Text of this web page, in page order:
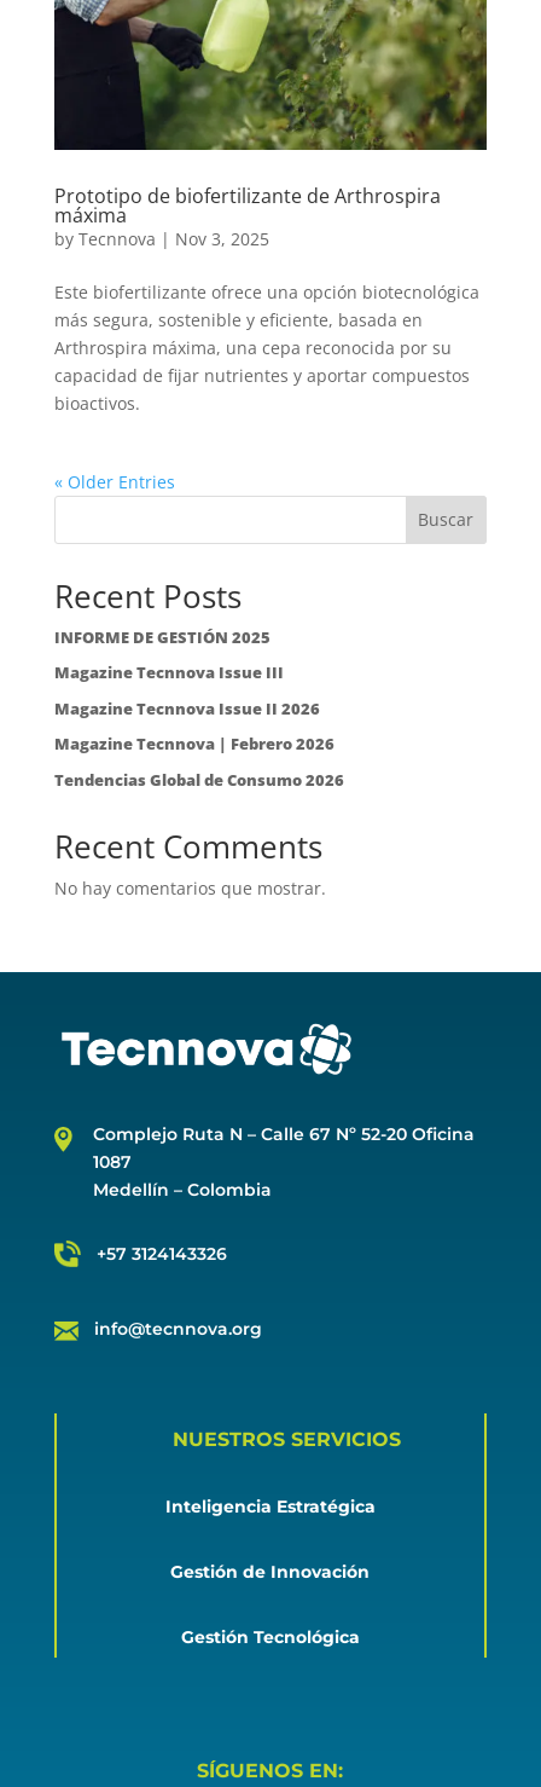
Prototipo de biofertilizante de Arthrospira
máxima
by Tecnnova | Nov 3, 2025
Este biofertilizante ofrece una opción biotecnológica
más segura, sostenible y eficiente, basada en
Arthrospira máxima, una cepa reconocida por su
capacidad de fijar nutrientes y aportar compuestos
bioactivos.
« Older Entries
Buscar
Recent Posts
INFORME DE GESTIÓN 2025
Magazine Tecnnova Issue III
Magazine Tecnnova Issue II 2026
Magazine Tecnnova | Febrero 2026
Tendencias Global de Consumo 2026
Recent Comments
No hay comentarios que mostrar.
Complejo Ruta N – Calle 67 Nº 52-20 Oficina
1087
Medellín – Colombia
+57 3124143326
info@tecnnova.org
NUESTROS SERVICIOS
Inteligencia Estratégica
Gestión de Innovación
Gestión Tecnológica
SÍGUENOS EN: